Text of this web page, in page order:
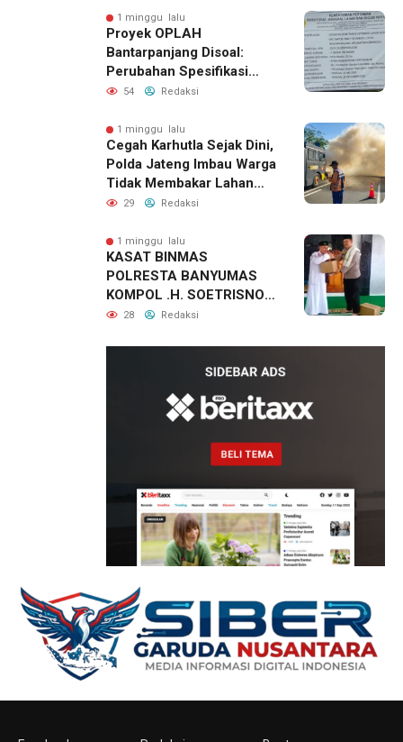
1 minggu lalu
Proyek OPLAH
Bantarpanjang Disoal:
Perubahan Spesifikasi
Saluran Irigasi Diduga
54 Redaksi
1 minggu lalu
Cegah Karhutla Sejak Dini,
Polda Jateng Imbau Warga
Tidak Membakar Lahan
dan Segera Laporkan Titik
29 Redaksi
1 minggu lalu
KASAT BINMAS
POLRESTA BANYUMAS
KOMPOL .H. SOETRISNO.
SH. MH KHOTBAH JUM’AT
IKHLAASH
28 Redaksi